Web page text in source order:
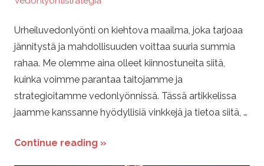
e
d
o
n
l
Urheiluvedonlyönti on kiehtova maailma, joka tarjoaa
jännitystä ja mahdollisuuden voittaa suuria summia
rahaa. Me olemme aina olleet kiinnostuneita siitä,
kuinka voimme parantaa taitojamme ja
strategioitamme vedonlyönnissä. Tässä artikkelissa
jaamme kanssanne hyödyllisiä vinkkejä ja tietoa siitä, …
Continue reading »